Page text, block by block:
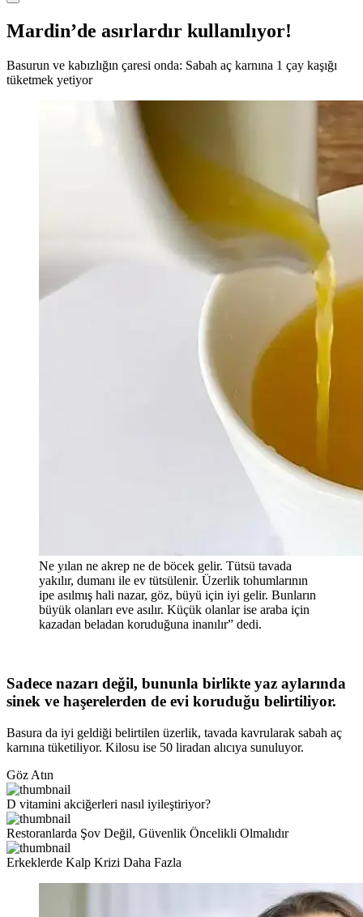
Mardin’de asırlardır kullanılıyor!
Basurun ve kabızlığın çaresi onda: Sabah aç karnına 1 çay kaşığı
tüketmek yetiyor
Ne yılan ne akrep ne de böcek gelir. Tütsü tavada
yakılır, dumanı ile ev tütsülenir. Üzerlik tohumlarının
ipe asılmış hali nazar, göz, büyü için iyi gelir. Bunların
büyük olanları eve asılır. Küçük olanlar ise araba için
kazadan beladan koruduğuna inanılır” dedi.
Sadece nazarı değil, bununla birlikte yaz aylarında
sinek ve haşerelerden de evi koruduğu belirtiliyor.
Basura da iyi geldiği belirtilen üzerlik, tavada kavrularak sabah aç
karnına tüketiliyor. Kilosu ise 50 liradan alıcıya sunuluyor.
Göz Atın
D vitamini akciğerleri nasıl iyileştiriyor?
Restoranlarda Şov Değil, Güvenlik Öncelikli Olmalıdır
Erkeklerde Kalp Krizi Daha Fazla